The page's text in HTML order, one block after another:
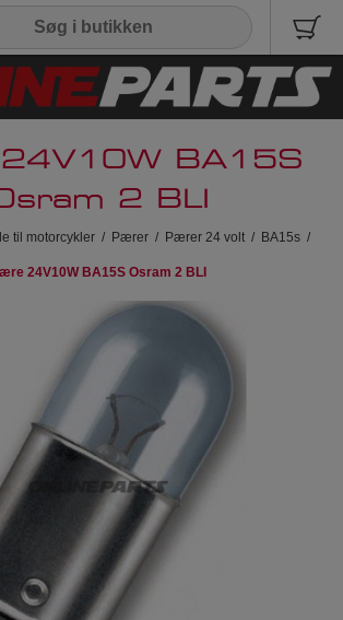
BA15S
2 BLI
til motorcykler / Pærer / Pærer 24 volt / BA15s /
24V10W BA15S Osram 2 BLI